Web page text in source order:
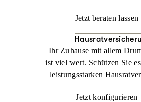
Jetzt beraten lassen
Ihr Zuhause mit allem
ist viel wert. Schützen Sie
leistungsstarken
Jetzt konfigurieren